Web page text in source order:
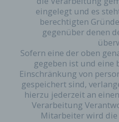
eingelegt und es
berechtigten
gegenüber denen
Sofern eine der oben
gegeben ist und eine
Einschränkung von
gespeichert sind,
hierzu jederzeit an
Verarbeitung
Mitarbeiter wird
Bei Kommentaren wird
von Auttomatic
Ihre Email-Adresse ab
registriert sind – Ihr
Kommentar ab. Sollten
wird kein Bild angezeigt.
registrierten WordPress-
bei Gravatar registriert
https://